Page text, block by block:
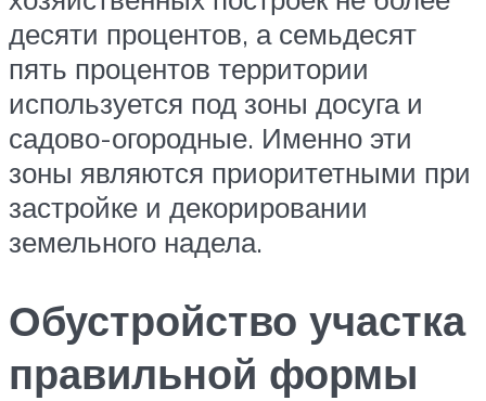
десяти процентов, а семьдесят
пять процентов территории
используется под зоны досуга и
садово-огородные. Именно эти
зоны являются приоритетными при
застройке и декорировании
земельного надела.
Обустройство участка
правильной формы